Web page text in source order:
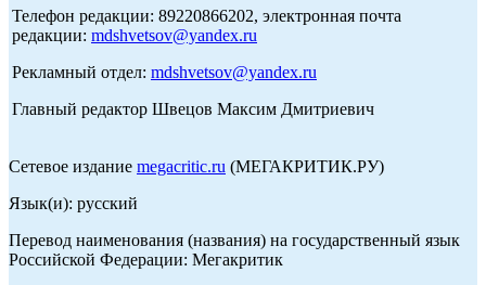
Телефон редакции: 89220866202, электронная почта
редакции: mdshvetsov@yandex.ru
Рекламный отдел: mdshvetsov@yandex.ru
Главный редактор Швецов Максим Дмитриевич
Сетевое издание megacritic.ru (МЕГАКРИТИК.РУ)
Язык(и): русский
Перевод наименования (названия) на государственный язык
Российской Федерации: Мегакритик